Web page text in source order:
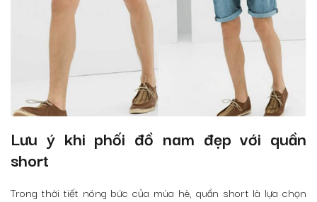
Lưu ý khi phối đồ nam đẹp với quần
short
Trong thời tiết nóng bức của mùa hè, quần short là lựa chọn